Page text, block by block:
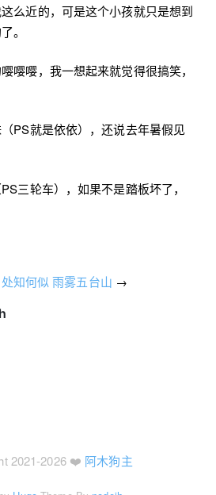
么近的，可是这个小孩就只是想到
。
嘤嘤，我一想起来就觉得很搞笑，
PS就是依依），还说去年暑假见
三轮车），如果不是踏板坏了，
知何似 雨雾五台山 →
2021-2026 ❤️ 阿木狗主